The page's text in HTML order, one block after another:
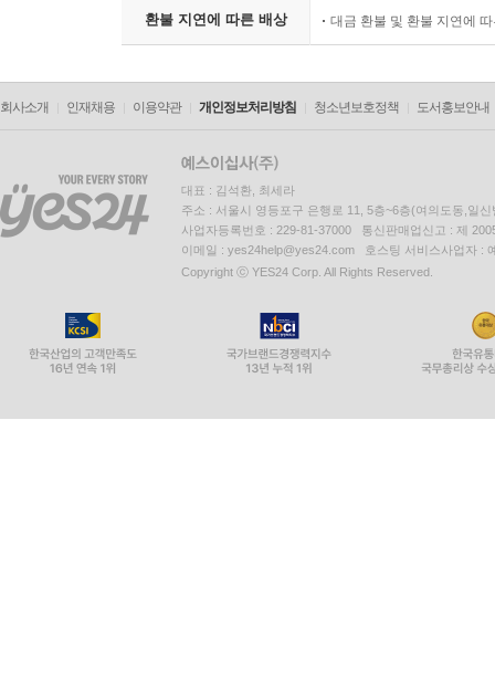
환불 지연에 따른 배상 대금 환불 및 환불 지연에
회사소개 인재채용 이용약관 개인정보처리방침 청소년보호정책 도서홍보안내
대표 : 김석환, 최세라
주소 : 서울시 영등포구 은행로 11, 5층~6층(여의도동,일신
사업자등록번호 : 229-81-37000 통신판매업신고 : 제
이메일 : yes24help@yes24.com 호스팅 서비스사업자 :
Copyright ⓒ YES24 Corp. All Rights Reserved.